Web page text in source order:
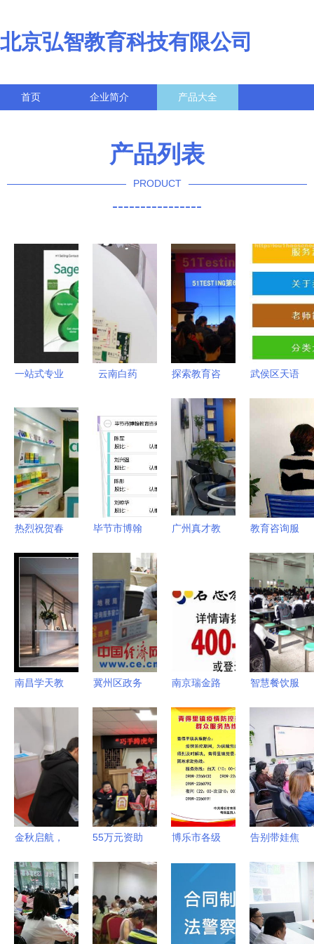
北京弘智教育科技有限公司
首页 企业简介 产品大全
产品列表
PRODUCT
----------------
一站式专业
计核数到教
育咨询的企
业支持方案
云南白药
疗服务体
验，让健康
触手可及
探索教育咨
盟投资 中
国加盟网上
的费用全解
析
武侯区天语
教育咨询服
务的价格、
厂家与供应
商全解析
热烈祝贺春
第127直营
校区——花
桥校区盛装
开业，开启
教育咨询服
务新篇章
毕节市博翰
务有限责任
公司 专业
赋能，点亮
学子未来之
路
广州真才教
的引领者
教育咨询服
作内容解析
南昌学天教
业化教育规
划与成长赋
能服务
冀州区政务
以“两学一
做”为引
领，深化教
育咨询服务
效能
南京瑞金路
启免费体验
新学期四大
精品课程助
力学业飞跃
智慧餐饮服
询 一站式
解决方案，
助力企业发
展
金秋启航，
航青春梦
——新时代
教育咨询在
55万元资助
务妇女儿
童，9个家
庭工作公益
博乐市各级
线及教育系
统咨询电话
告别带娃焦
镇，解答你
的“怎么办”